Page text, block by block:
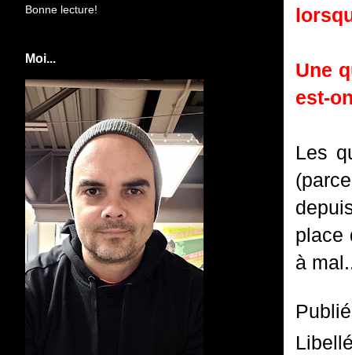
Une
est-
Les
place
à
Bonne lecture!
Moi...